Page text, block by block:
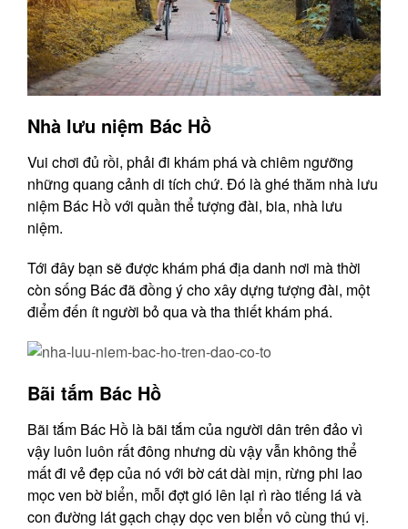
Nhà lưu niệm Bác Hồ
Vui chơi đủ rồi, phải đi khám phá và chiêm ngưỡng
những quang cảnh di tích chứ. Đó là ghé thăm nhà lưu
niệm Bác Hồ với quần thể tượng đài, bia, nhà lưu
niệm.
Tới đây bạn sẽ được khám phá địa danh nơi mà thời
còn sống Bác đã đồng ý cho xây dựng tượng đài, một
điểm đến ít người bỏ qua và tha thiết khám phá.
Bãi tắm Bác Hồ
Bãi tắm Bác Hồ là bãi tắm của người dân trên đảo vì
vậy luôn luôn rất đông nhưng dù vậy vẫn không thể
mất đi vẻ đẹp của nó với bờ cát dài mịn, rừng phi lao
mọc ven bờ biển, mỗi đợt gió lên lại rì rào tiếng lá và
con đường lát gạch chạy dọc ven biển vô cùng thú vị.